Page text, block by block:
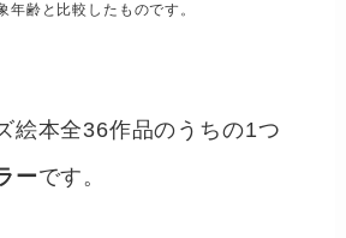
齢と比較したものです。
絵本全36作品のうちの1つ
ーです。